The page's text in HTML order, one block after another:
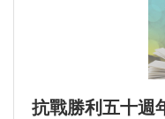
抗戰勝利五十週